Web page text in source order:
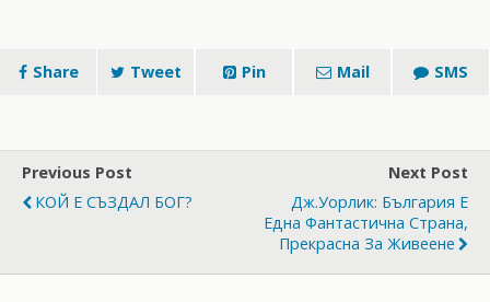
Share Tweet Pin Mail SMS
Previous Post
КОЙ Е СЪЗДАЛ БОГ?
Next Post
Дж.Уорлик: България Е
Една Фантастична Страна,
Прекрасна За Живеене